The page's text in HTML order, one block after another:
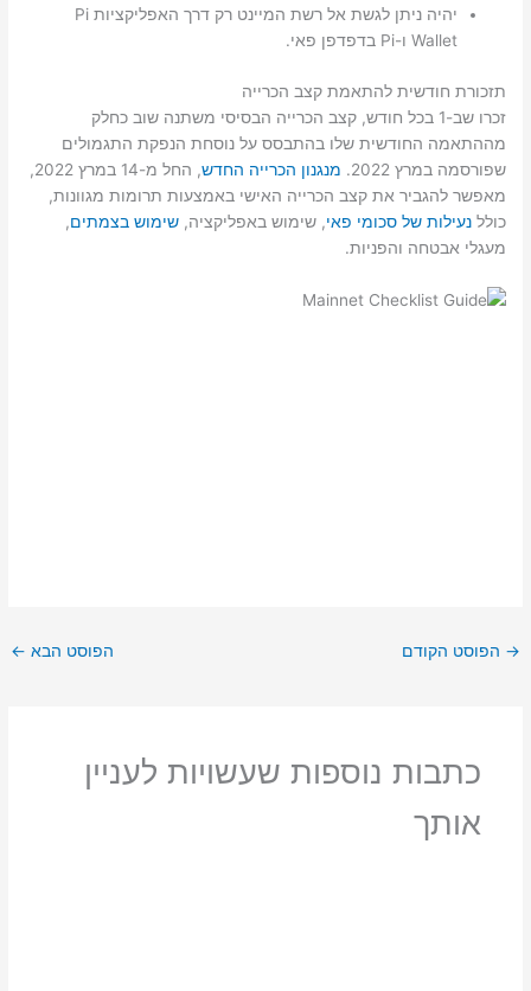
יהיה ניתן לגשת אל רשת המיינט רק דרך האפליקציות Pi
Wallet ו-Pi בדפדפן פאי.
תזכורת חודשית להתאמת קצב הכרייה
זכרו שב-1 בכל חודש, קצב הכרייה הבסיסי משתנה שוב כחלק
מההתאמה החודשית שלו בהתבסס על נוסחת הנפקת התגמולים
שפורסמה במרץ 2022.
מנגנון הכרייה החדש
, החל מ-14 במרץ 2022,
מאפשר להגביר את קצב הכרייה האישי באמצעות תרומות מגוונות,
כוללנעילות של סכומי פאי, שימוש באפליקציה,שימוש בצמתים,
מעגלי אבטחה והפניות.
→ הפוסט הקודם הפוסט הבא ←
כתבות נוספות שעשויות לעניין
אותך